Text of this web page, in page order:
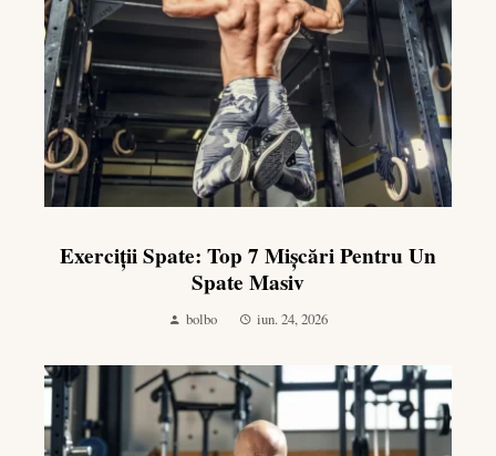
Exerciții Spate: Top 7 Mișcări Pentru Un
Spate Masiv
bolbo iun. 24, 2026